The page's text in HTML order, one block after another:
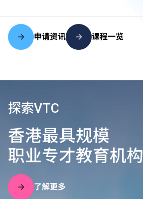
申请资讯 课程一览
探索VTC
香港最具规模
职业专才教育机构
了解更多